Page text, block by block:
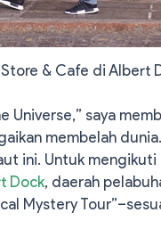
& Cafe di Albert
Universe,” saya
membelah
ini. Untuk
Dock, daerah
Mystery